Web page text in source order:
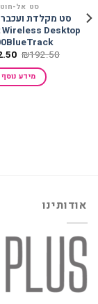
סט אל-חוטי
סט מקלדת ועכבר
Wireless Desktop
₪192.50
היה:
מידע נוסף
אודותינו